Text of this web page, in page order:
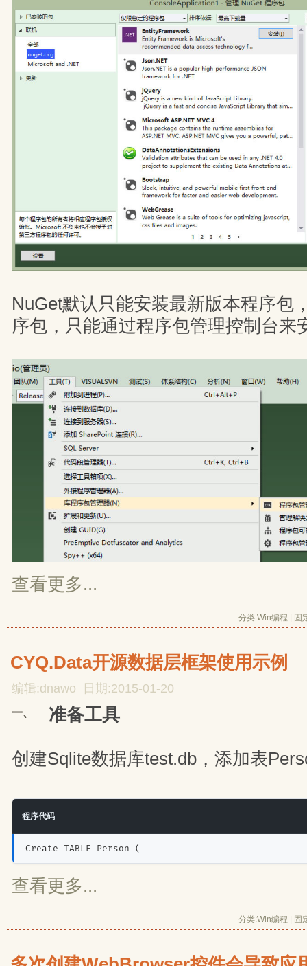
NuGet默认只能安装最新版本程序包
序包，只能通过程序包管理控制台来
查看更多...
分类:Win编程 固
CYQ.Data开源数据层框架使用示例
编辑:dnawo 日期:2015-01-20
一、 准备工具
创建Sqlite数据库test.db，添加表
程序代码
Create TABLE Person (
查看更多...
分类:Win编程 固